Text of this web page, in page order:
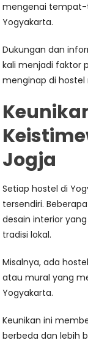
mengenai tempat-
Yogyakarta.
Dukungan dan
kali menjadi faktor
menginap di
Jogja
Setiap hostel di
tersendiri.
desain interior
tradisi lokal.
Misalnya, ada
atau mural yang
Yogyakarta.
Keunikan ini
berbeda dan lebih